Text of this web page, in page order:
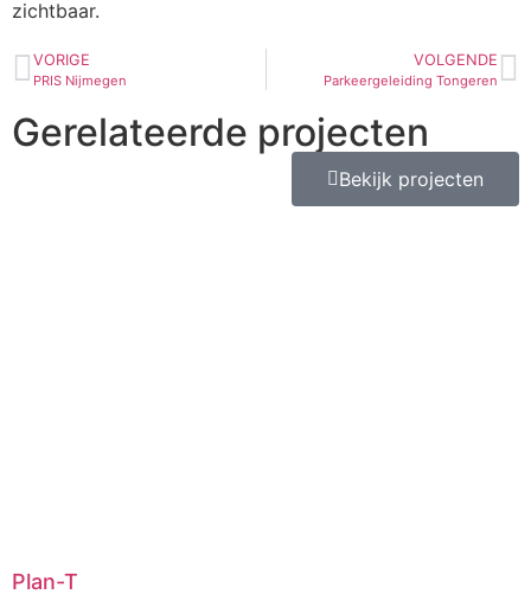
zichtbaar.
VORIGE
PRIS Nijmegen
VOLGENDE
Parkeergeleiding Tongeren
Gerelateerde projecten
Bekijk projecten
Plan-T